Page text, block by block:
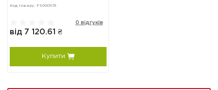
Код товару: FS0001151
0 відгуків
від 7 120.61 ₴
Купити